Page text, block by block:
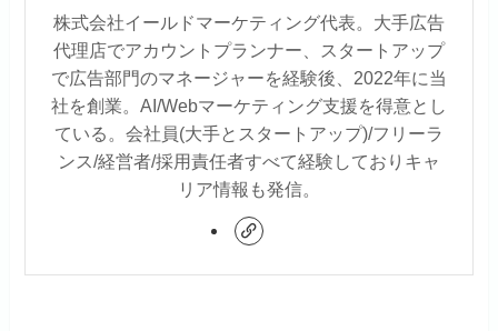
株式会社イールドマーケティング代表。大手広告
代理店でアカウントプランナー、スタートアップ
で広告部門のマネージャーを経験後、2022年に当
社を創業。AI/Webマーケティング支援を得意とし
ている。会社員(大手とスタートアップ)/フリーラ
ンス/経営者/採用責任者すべて経験しておりキャ
リア情報も発信。